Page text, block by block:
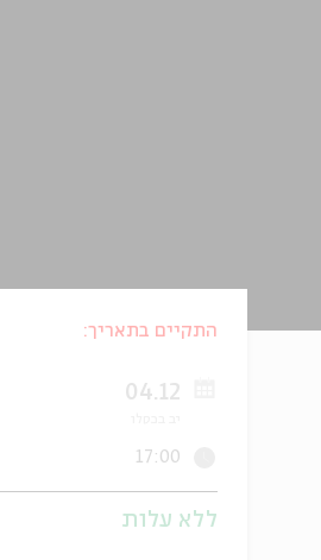
התקיים בתאריך:
04.12
17:00
ללא עלות